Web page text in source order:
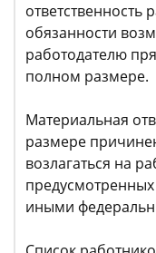
ответственность
обязанности
работодателю
полном размере.
Материальная
размере
возлагаться на
иными